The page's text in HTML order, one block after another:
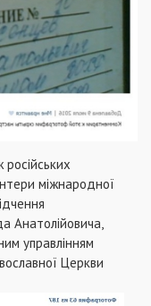
міжнародної
Анатолійовича,
управлінням
Церкви